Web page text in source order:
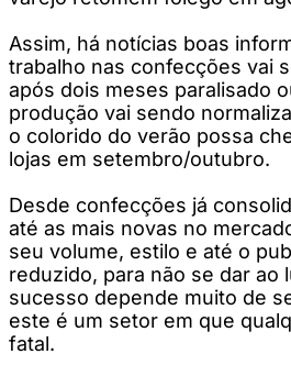
Assim, há notícias boas
trabalho nas confecções vai
após dois meses paralisado
produção vai sendo
o colorido do verão possa
lojas em setembro/outubro.
Desde confecções já
até as mais novas no
seu volume, estilo e até o
reduzido, para não se dar ao
sucesso depende muito de
este é um setor em que
fatal.